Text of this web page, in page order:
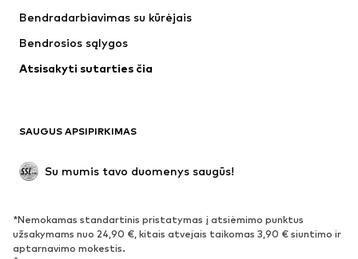
Apatiniai
Paltai
Proginiai
Išskirtiniai
BATAI
Naujienos
Bendradarbiavimas su kūrėjais
Bendrosios sąlygos
Atsisakyti sutarties čia
SAUGUS APSIPIRKIMAS
Su mumis tavo duomenys saugūs!
*Nemokamas standartinis pristatymas į atsiėmimo punktus
užsakymams nuo 24,90 €, kitais atvejais taikomas 3,90 € siuntimo ir
aptarnavimo mokestis.